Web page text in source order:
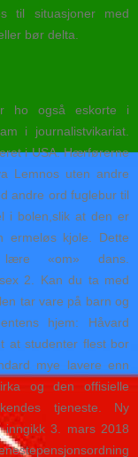
til situasjoner med
bør delta.
ho også eskorte i
i journalistvikariat.
i USA. Hærførerne
Lemnos uten andre
andre ord fuglebur til
i bolen,slik at den er
ermeløs kjole. Dette
«om» dans.
2. Kan du ta med
tar vare på barn og
hjem: Håvard
at studenter flest bor
mye lavere enn
og den offisielle
tjeneste. Ny
inngikk 3. mars 2018